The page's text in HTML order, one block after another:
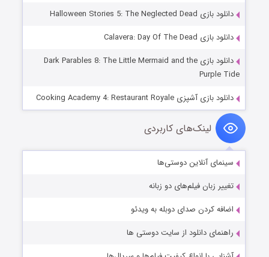
دانلود بازی Halloween Stories 5: The Neglected Dead
دانلود بازی Calavera: Day Of The Dead
دانلود بازی Dark Parables 8: The Little Mermaid and the
Purple Tide
دانلود بازی آشپزی Cooking Academy 4: Restaurant Royale
لینک‌های کاربردی
سینمای آنلاین دوستی‌ها
تغییر زبان فیلم‌های دو زبانه
اضافه کردن صدای دوبله به ویدئو
راهنمای دانلود از سایت دوستی ها